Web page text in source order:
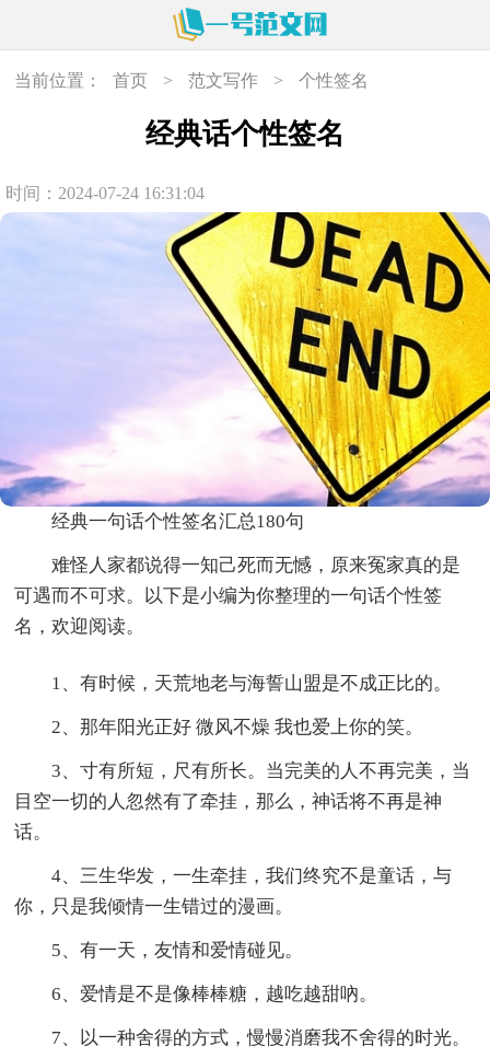
当前位置： 首页 > 范文写作 > 个性签名
经典话个性签名
时间：2024-07-24 16:31:04
经典一句话个性签名汇总180句
难怪人家都说得一知己死而无憾，原来冤家真的是
可遇而不可求。以下是小编为你整理的一句话个性签
名，欢迎阅读。
1、有时候，天荒地老与海誓山盟是不成正比的。
2、那年阳光正好 微风不燥 我也爱上你的笑。
3、寸有所短，尺有所长。当完美的人不再完美，当
目空一切的人忽然有了牵挂，那么，神话将不再是神
话。
4、三生华发，一生牵挂，我们终究不是童话，与
你，只是我倾情一生错过的漫画。
5、有一天，友情和爱情碰见。
6、爱情是不是像棒棒糖，越吃越甜吶。
7、以一种舍得的方式，慢慢消磨我不舍得的时光。